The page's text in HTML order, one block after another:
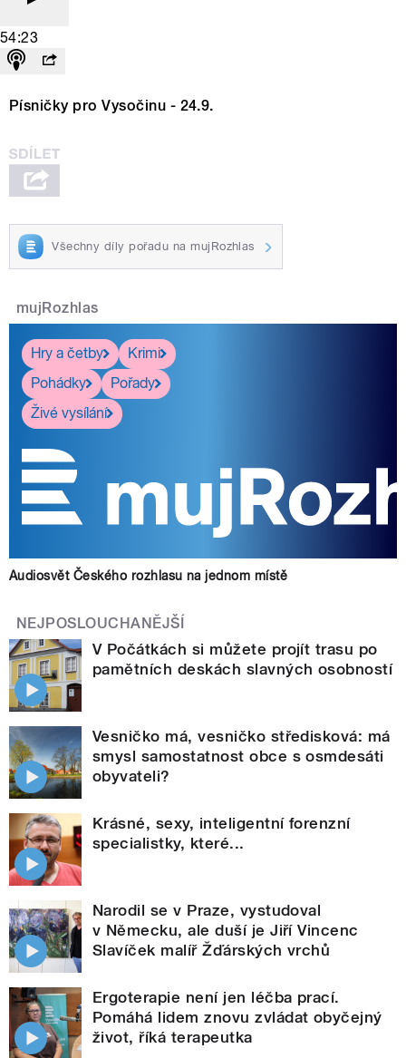
54:23
Písničky pro Vysočinu - 24.9.
Všechny díly pořadu na mujRozhlas
mujRozhlas
Hry a četby
Krimi
Pohádky
Pořady
Živé vysílání
Audiosvět Českého rozhlasu na jednom místě
NEJPOSLOUCHANĚJŠÍ
V Počátkách si můžete projít trasu po
pamětních deskách slavných osobností
Vesničko má, vesničko středisková: má
smysl samostatnost obce s osmdesáti
obyvateli?
Krásné, sexy, inteligentní forenzní
specialistky, které...
Narodil se v Praze, vystudoval
v Německu, ale duší je Jiří Vincenc
Slavíček malíř Žďárských vrchů
Ergoterapie není jen léčba prací.
Pomáhá lidem znovu zvládat obyčejný
život, říká terapeutka